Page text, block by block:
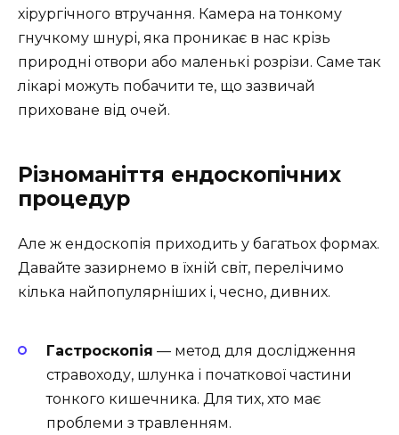
хірургічного втручання. Камера на тонкому
гнучкому шнурі, яка проникає в нас крізь
природні отвори або маленькі розрізи. Саме так
лікарі можуть побачити те, що зазвичай
приховане від очей.
Різноманіття ендоскопічних
процедур
Але ж ендоскопія приходить у багатьох формах.
Давайте зазирнемо в їхній світ, перелічимо
кілька найпопулярніших і, чесно, дивних.
Гастроскопія — метод для дослідження
стравоходу, шлунка і початкової частини
тонкого кишечника. Для тих, хто має
проблеми з травленням.